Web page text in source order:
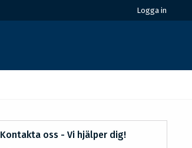
Logga in
Kontakta oss - Vi hjälper dig!